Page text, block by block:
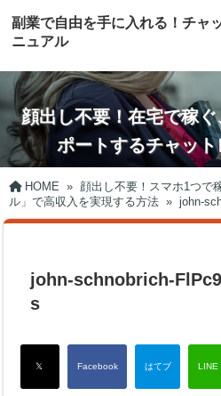
副業で自由を手に入れる！チャ
ニュアル
顔出し不要！在宅で稼
ポートするチャッ
HOME » 顔出し不要！スマホ1つで
ル」で高収入を実現する方法 » john-
john-schnobrich-
s